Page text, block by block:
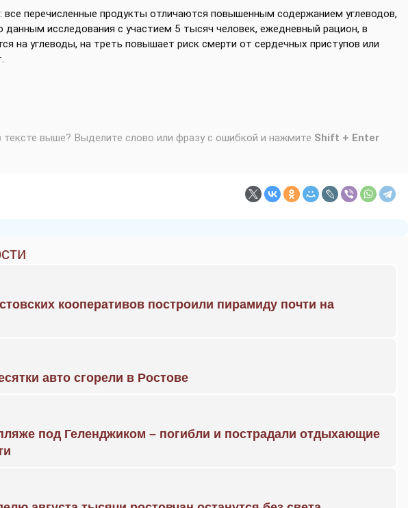
все перечисленные продукты отличаются повышенным содержанием углеводов,
исследования с участием 5 тысяч человек, ежедневный рацион, в
на углеводы, на треть повышает риск смерти от сердечных приступов или
тексте выше? Выделите слово или фразу с ошибкой и нажмите Shift + Enter
кооперативов построили пирамиду почти на
авто сгорели в Ростове
под Геленджиком – погибли и пострадали отдыхающие